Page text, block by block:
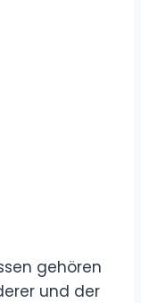
gehören
und der